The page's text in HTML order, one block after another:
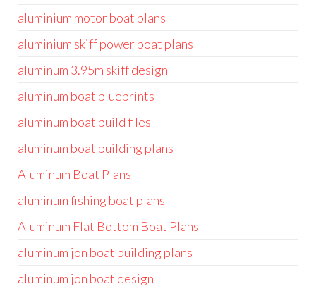
aluminium motor boat plans
aluminium skiff power boat plans
aluminum 3.95m skiff design
aluminum boat blueprints
aluminum boat build files
aluminum boat building plans
Aluminum Boat Plans
aluminum fishing boat plans
Aluminum Flat Bottom Boat Plans
aluminum jon boat building plans
aluminum jon boat design